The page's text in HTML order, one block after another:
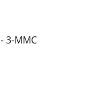
- 3-MMC